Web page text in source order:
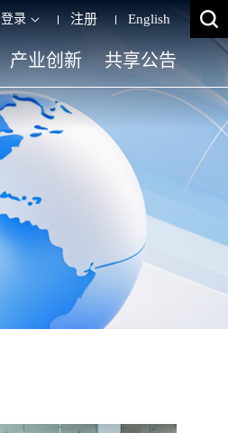
登录 注册 English
产业创新 共享公告